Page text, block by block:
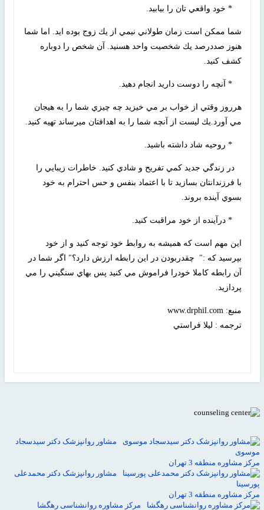
* خود واقعي تان را بيابيد.
شما ممكن است زمان طولاني نيمي از يك زوج بوده ايد. اما شما
هنوز صددرصد يك شخصيت واحد هسنيد. آن شخص را دوباره
كشف كنيد.
* آنچه را دوست داريد انجام دهيد.
هرروز وقتي از خواب بر مي خيزيد چه چيزي شما را به هيجان
مي آورد.يك ليست از آنچه شما را به اهدافتان ميرساند تهيه كنيد.
* روحيه شاد داشته باشيد.
در زندگي جديد كمي تفريح و شادي كنيد. خاطرات زيبايي را
با فرزندانتان بسازيد تا با اعتماد بنفس و حس احترام به خود
بسوي آينده بروند.
* درآينده از خود مراقبت كنيد.
اين مهم است كه هميشه به روابط خود توجه كنيد و از خود
بپرسيد كه :" چقدربودن در اين رابطه ارزش دارد؟" اگر شما در
آن رابطه كاملا خودرا فراموش مي كنيد پس بهاي سنگيني را مي
پردازيد.
منبع: www.drphil.com
ترجمه : ليلا فراستي
مشاور روانپزشک دکتر سیدسجاد
موسوی
مرکز مشاوره منطقه 3 تهران
مشاور روانپزشک دکتر محمدعلی
پورسینا
مرکز مشاوره منطقه 3 تهران
مرکز مشاوره روانشناسی رهگشا